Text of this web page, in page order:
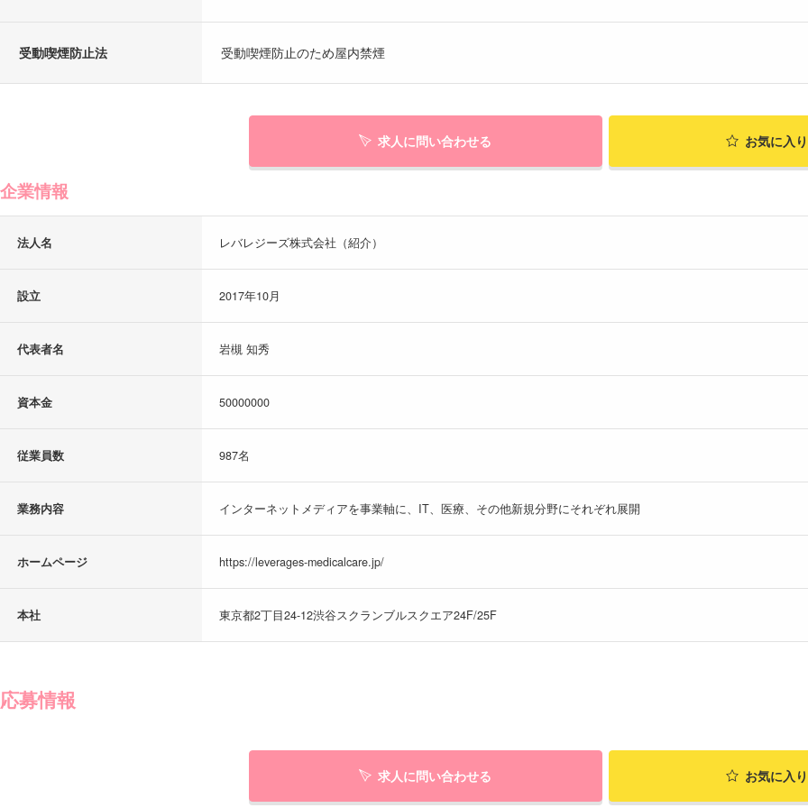
受動喫煙防止法 受動喫煙防止のため屋内禁煙
求人に問い合わせる お気に入
企業情報
法人名 レバレジーズ株式会社（紹介）
設立 2017年10月
代表者名 岩槻 知秀
資本金 50000000
従業員数 987名
業務内容 インターネットメディアを事業軸に、IT、医療、その他新規分野にそれぞれ展開
ホームページ https://leverages-medicalcare.jp/
本社 東京都2丁目24-12渋谷スクランブルスクエア24F/25F
応募情報
求人に問い合わせる お気に入